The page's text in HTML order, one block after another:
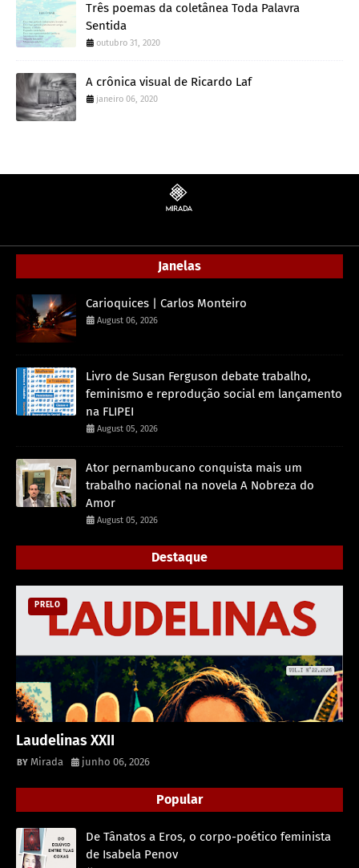
Três poemas da coletânea Toda Palavra
Sentida
outubro 31, 2020
A crônica visual de Ricardo Laf
janeiro 06, 2020
Janelas
Carioquices | Carlos Monteiro
August 06, 2026
Livro de Susan Ferguson debate trabalho,
feminismo e reprodução social em lançamento
na FLIPEI
August 05, 2026
Ator pernambucano conquista mais um
trabalho nacional na novela A Nobreza do
Amor
August 05, 2026
Destaque
PRELO
Laudelinas XXII
Mirada junho 06, 2026
Popular
De Tânatos a Eros, o corpo-poético feminista
de Isabela Penov